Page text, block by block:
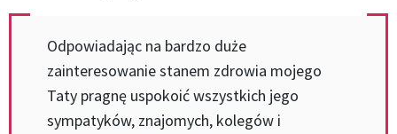
Odpowiadając na bardzo duże
zainteresowanie stanem zdrowia mojego
Taty pragnę uspokoić wszystkich jego
sympatyków, znajomych, kolegów i